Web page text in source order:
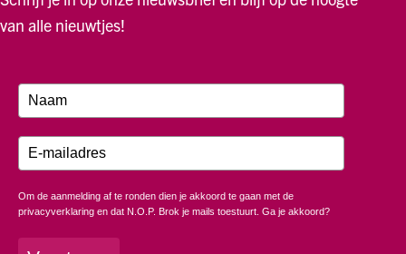
van alle nieuwtjes!
Om de aanmelding af te ronden dien je akkoord te gaan met de
privacyverklaring en dat N.O.P. Brok je mails toestuurt. Ga je akkoord?